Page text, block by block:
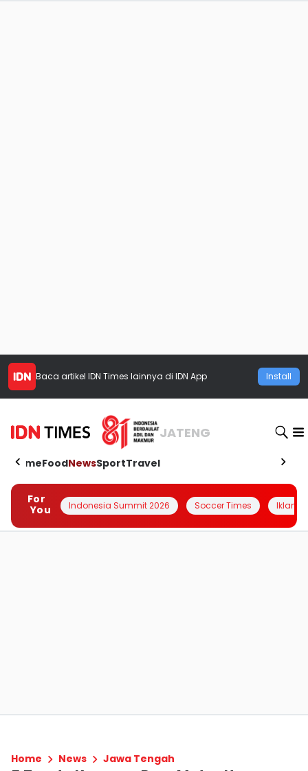
Baca artikel IDN Times lainnya di IDN App Install
JATENG
HomeFoodNewsSportTravel
For
You
Indonesia Summit 2026 Soccer Times Iklanin
Home News Jawa Tengah